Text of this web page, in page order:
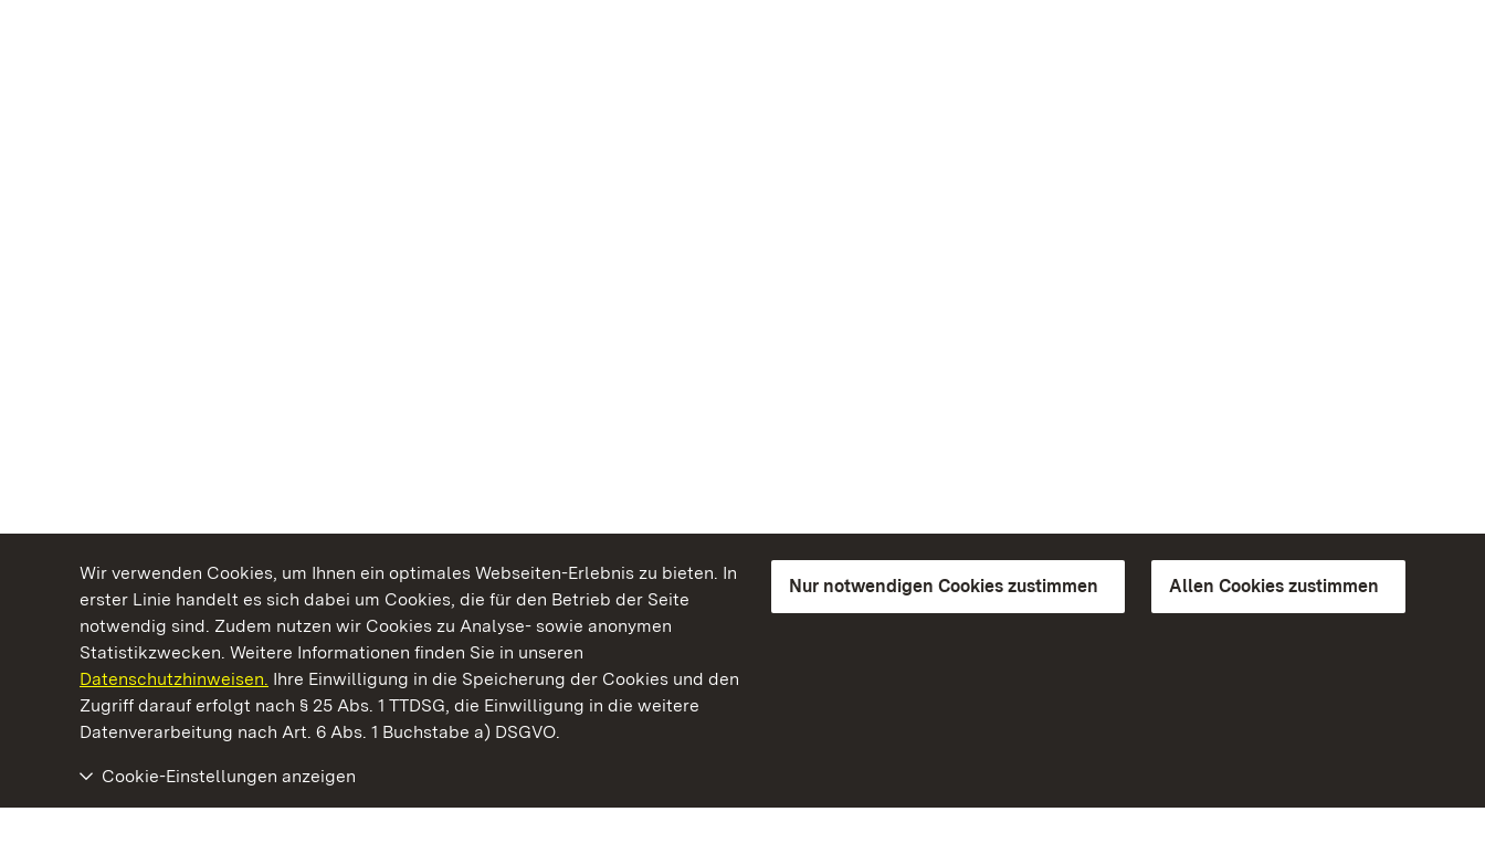
Wir verwenden Cookies, um Ihnen ein optimales Webseiten-Erlebnis zu bieten. In
erster Linie handelt es sich dabei um Cookies, die für den Betrieb der Seite
notwendig sind. Zudem nutzen wir Cookies zu Analyse- sowie anonymen
Statistikzwecken. Weitere Informationen finden Sie in unseren
Datenschutzhinweisen. Ihre Einwilligung in die Speicherung der Cookies und den
Zugriff darauf erfolgt nach § 25 Abs. 1 TTDSG, die Einwilligung in die weitere
Datenverarbeitung nach Art. 6 Abs. 1 Buchstabe a) DSGVO.
Nur notwendigen Cookies zustimmen Allen Cookies zustimmen
Cookie-Einstellungen anzeigen
Kommen. Staunen. Genießen.